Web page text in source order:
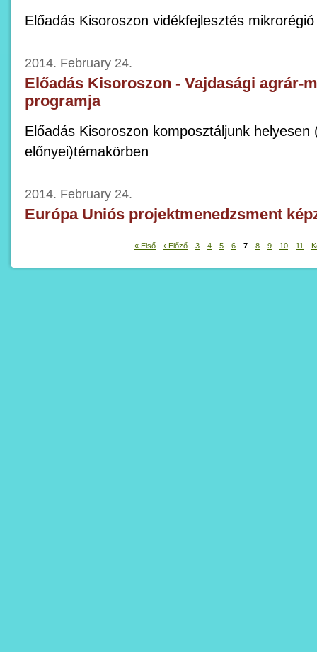
Előadás Kisoroszon vidékfejlesztés
2014. February 24.
Előadás Kisoroszon - Vajdasági agrár-
programja
Előadás Kisoroszon komposztáljunk helyesen
előnyei)témakörben
2014. February 24.
Európa Uniós projektmenedzsment
« Első ‹ Előző 3 4 5 6 7 8 9 10 11